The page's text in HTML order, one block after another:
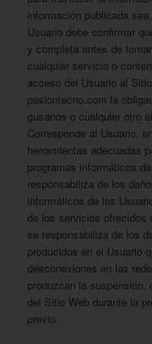
información publicada
Usuario debe confirmar
y completa antes de
cualquier servicio o
acceso del Usuario al
pasiontecno.com la
gusanos o cualquier otro
Corresponde al Usuario,
herramientas adecuadas
programas informáticos
responsabiliza de los
informáticos de los
de los servicios ofrecidos
se responsabiliza de los
producidos en el Usuario
desconexiones en las
produzcan la
del Sitio Web durante la
previo.